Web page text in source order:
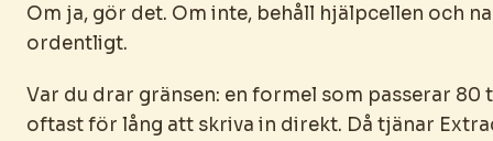
Om ja, gör det. Om inte, behåll hjälpcellen och
ordentligt.
Var du drar gränsen: en formel som passerar 80
oftast för lång att skriva in direkt. Då tjänar